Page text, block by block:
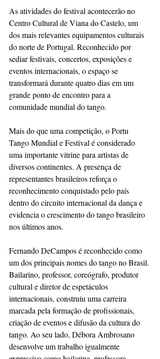
As atividades do festival acontecerão no
Centro Cultural de Viana do Castelo, um
dos mais relevantes equipamentos culturais
do norte de Portugal. Reconhecido por
sediar festivais, concertos, exposições e
eventos internacionais, o espaço se
transformará durante quatro dias em um
grande ponto de encontro para a
comunidade mundial do tango.
Mais do que uma competição, o Portu
Tango Mundial e Festival é considerado
uma importante vitrine para artistas de
diversos continentes. A presença de
representantes brasileiros reforça o
reconhecimento conquistado pelo país
dentro do circuito internacional da dança e
evidencia o crescimento do tango brasileiro
nos últimos anos.
Fernando DeCampos é reconhecido como
um dos principais nomes do tango no Brasil.
Bailarino, professor, coreógrafo, produtor
cultural e diretor de espetáculos
internacionais, construiu uma carreira
marcada pela formação de profissionais,
criação de eventos e difusão da cultura do
tango. Ao seu lado, Débora Ambrosano
desenvolve um trabalho igualmente